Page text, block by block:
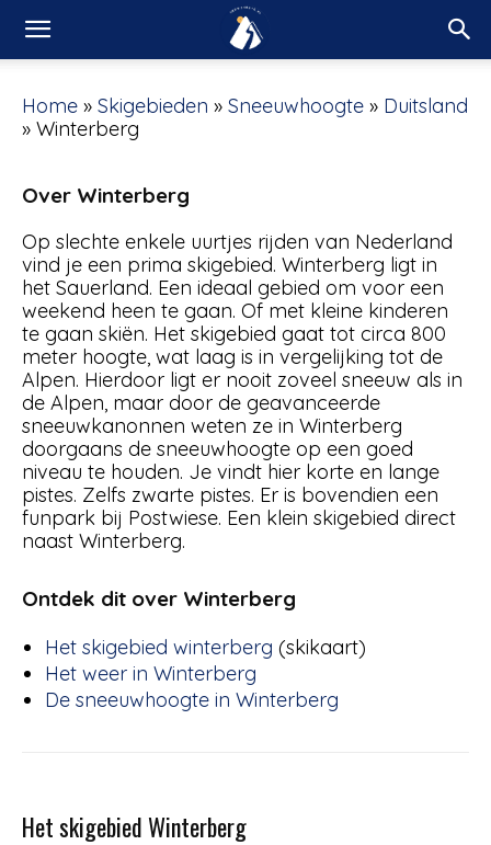
Home » Skigebieden » Sneeuwhoogte » Duitsland
» Winterberg
Over Winterberg
Op slechte enkele uurtjes rijden van Nederland
vind je een prima skigebied. Winterberg ligt in
het Sauerland. Een ideaal gebied om voor een
weekend heen te gaan. Of met kleine kinderen
te gaan skiën. Het skigebied gaat tot circa 800
meter hoogte, wat laag is in vergelijking tot de
Alpen. Hierdoor ligt er nooit zoveel sneeuw als in
de Alpen, maar door de geavanceerde
sneeuwkanonnen weten ze in Winterberg
doorgaans de sneeuwhoogte op een goed
niveau te houden. Je vindt hier korte en lange
pistes. Zelfs zwarte pistes. Er is bovendien een
funpark bij Postwiese. Een klein skigebied direct
naast Winterberg.
Ontdek dit over Winterberg
Het skigebied winterberg (skikaart)
Het weer in Winterberg
De sneeuwhoogte in Winterberg
Het skigebied Winterberg